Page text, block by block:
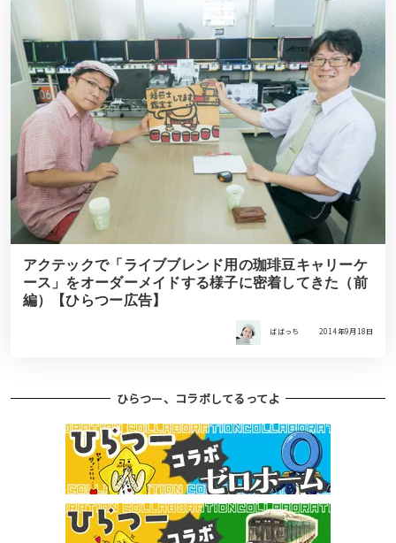
アクテックで「ライブブレンド用の珈琲豆キャリーケ
ース」をオーダーメイドする様子に密着してきた（前
編）【ひらつー広告】
ばばっち 2014年9月18日
ひらつー、コラボしてるってよ